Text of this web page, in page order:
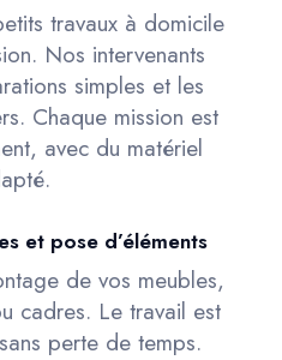
travaux à domicile
Nos intervenants
simples et les
Chaque mission est
avec du matériel
et pose d’éléments
de vos meubles,
cadres. Le travail est
perte de temps.